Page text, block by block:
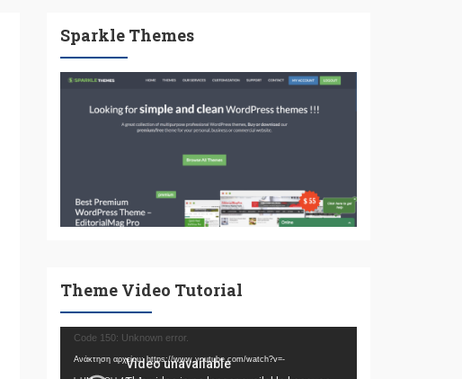
Sparkle Themes
Theme Video Tutorial
Πρόγραμμα
Αναπαραγωγής
Code 150: Unknown error.
Ανάκτηση αρχείου: https://www.youtube.com/watch?v=-